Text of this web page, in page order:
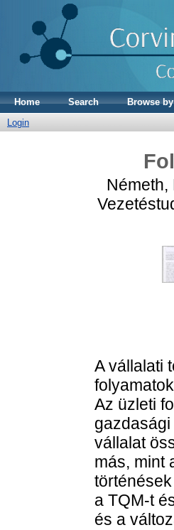
Home Search Browse
Login
Németh,
A vállalati
Az üzleti
vállalat
más, mint
a TQM-t
és a